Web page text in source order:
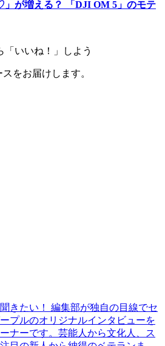
が増える？ 「DJI OM 5」のモテ
「いいね！」しよう
をお届けします。
きたい！ 編集部が独自の目線でセ
プルのオリジナルインタビューを
ナーです。芸能人から文化人、ス